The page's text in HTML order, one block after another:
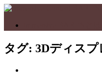
タグ: 3Dディスプ